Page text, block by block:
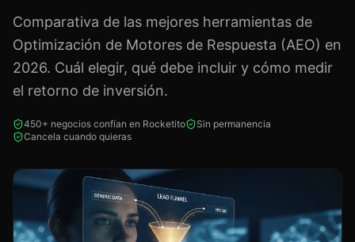
Comparativa de las mejores herramientas de
Optimización de Motores de Respuesta (AEO) en
2026. Cuál elegir, qué debe incluir y cómo medir
el retorno de inversión.
450+ negocios confían en Rocketito
Sin permanencia
Cancela cuando quieras